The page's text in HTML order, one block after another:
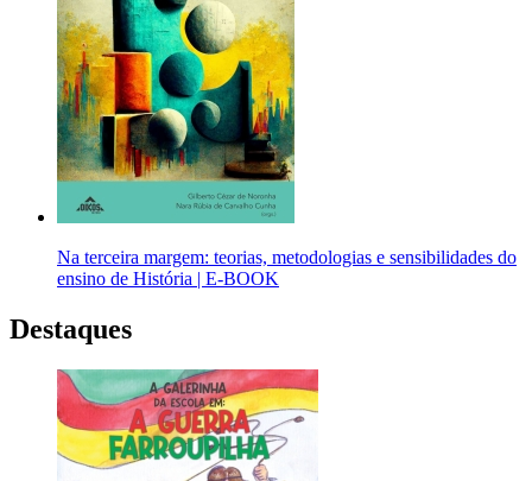
Na terceira margem: teorias, metodologias e sensibilidades do
ensino de História | E-BOOK
Destaques